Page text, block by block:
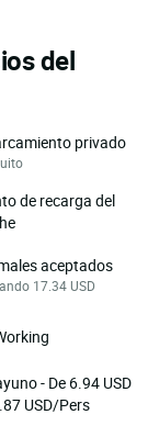
del
privado
de recarga del
aceptados
17.34 USD
- De 6.94 USD
USD/Pers